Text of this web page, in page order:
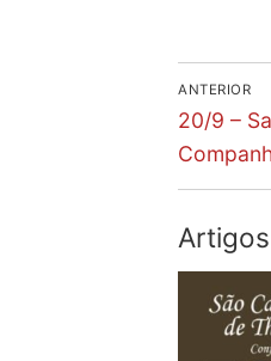
de
ANTERIOR
Previous
post:
20/9 –